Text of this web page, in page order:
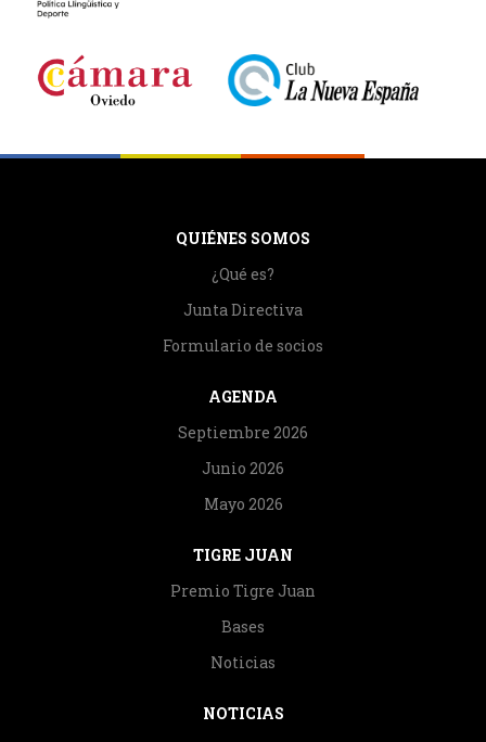
QUIÉNES SOMOS
¿Qué es?
Junta Directiva
Formulario de socios
AGENDA
Septiembre 2026
Junio 2026
Mayo 2026
TIGRE JUAN
Premio Tigre Juan
Bases
Noticias
NOTICIAS